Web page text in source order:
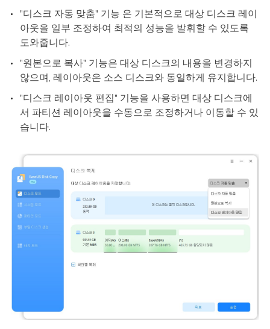
"디스크 자동 맞춤" 기능 은 기본적으로 대상 디스크 레이
아웃을 일부 조정하여 최적의 성능을 발휘할 수 있도록
도와줍니다.
"원본으로 복사" 기능은 대상 디스크의 내용을 변경하지
않으며, 레이아웃은 소스 디스크와 동일하게 유지합니다.
"디스크 레이아웃 편집" 기능을 사용하면 대상 디스크에
서 파티션 레이아웃을 수동으로 조정하거나 이동할 수 있
습니다.